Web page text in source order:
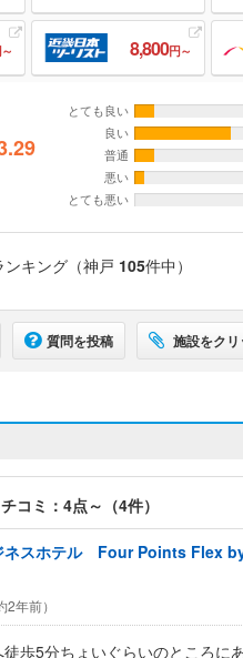
8,800円～
とても良い
良い
普通
悪い
とても悪い
キング（神戸 105件中）
質問を投稿 施設をク
コミ：4点～（4件）
ネスホテル Four Points Flex
年前）
歩5分ちょいぐらいのところに